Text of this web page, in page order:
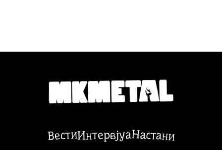
ВестиИнтервјуаНастани